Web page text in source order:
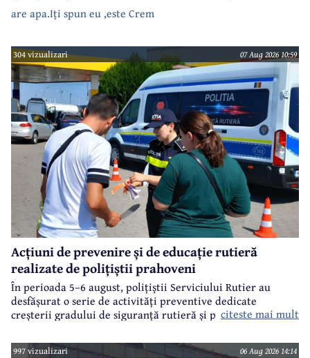
are apa.Iți spun eu ,este Crem
304 vizualizari 07 Aug 2026 10:59
Acțiuni de prevenire și de educație rutieră
realizate de polițiștii prahoveni
În perioada 5–6 august, polițiștii Serviciului Rutier au
desfășurat o serie de activități preventive dedicate
creșterii gradului de siguranță rutieră și promovării unui
estival.
citeste mai mult
997 vizualizari 06 Aug 2026 14:14